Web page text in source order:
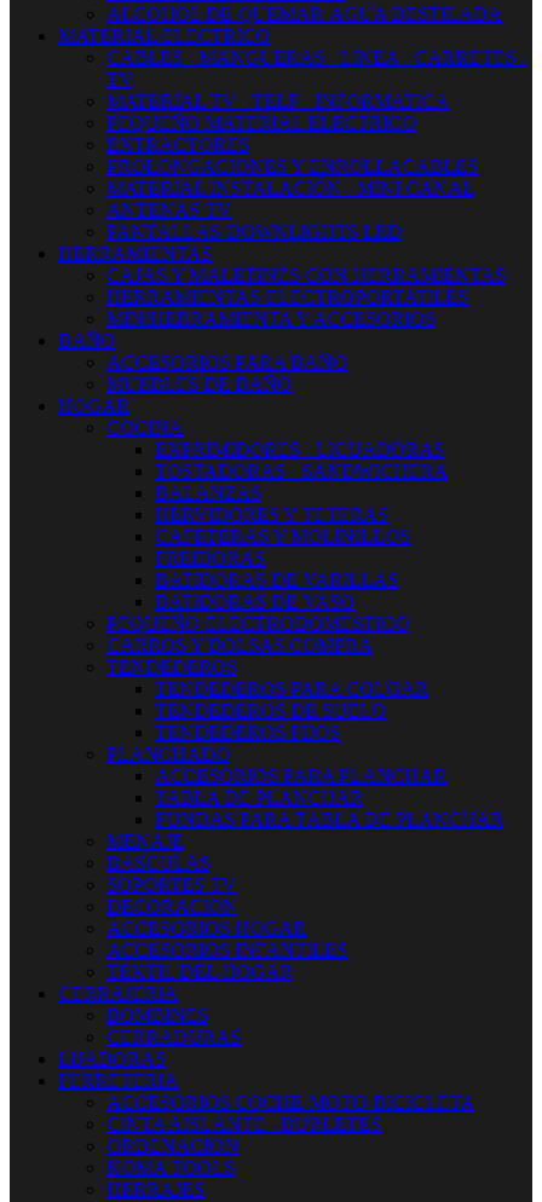
ALCOHOL DE QUEMAR-AGUA DESTILADA
MATERIAL ELECTRICO
CABLES - MANGUERAS - LINEA - CARRETES -
TV
MATERIAL TV - TELF - INFORMATICA
PEQUEÑO MATERIAL ELECTRICO
EXTRACTORES
PROLONGACIONES Y ENROLLACABLES
MATERIAL INSTALACIÓN - MINI CANAL
ANTENAS TV
PANTALLAS-DOWNLIGHTS LED
HERRAMIENTAS
CAJAS Y MALETINES CON HERRAMIENTAS
HERRAMIENTAS ELECTROPORTATILES
MINIHERRAMIENTA Y ACCESORIOS
BAÑO
ACCESORIOS PARA BAÑO
MUEBLES DE BAÑO
HOGAR
COCINA
EXPRIMIDORES - LICUADORAS
TOSTADORAS - SANDWICHERA
BALANZAS
HERVIDORES Y TETERAS
CAFETERAS Y MOLINILLOS
FREIDORAS
BATIDORAS DE VARILLAS
BATIDORAS DE VASO
PEQUEÑO ELECTRODOMESTICO
CARROS Y BOLSAS COMPRA
TENDEDEROS
TENDEDEROS PARA COLGAR
TENDEDEROS DE SUELO
TENDEDEROS FIJOS
PLANCHADO
ACCESORIOS PARA PLANCHAR
TABLA DE PLANCHAR
FUNDAS PARA TABLA DE PLANCHAR
MENAJE
BASCULAS
SOPORTES TV
DECORACION
ACCESORIOS HOGAR
ACCESORIOS INFANTILES
TEXTIL DEL HOGAR
CERRAJERIA
BOMBINES
CERRADURAS
LIJADORAS
FERRETERIA
ACCESORIOS COCHE-MOTO-BICICLETA
CINTA AISLANTE - BURLETES
ORDENACION
KOMA TOOLS
HERRAJES